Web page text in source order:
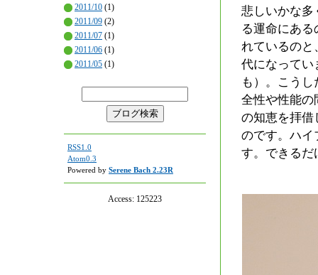
2011/10 (1)
2011/09 (2)
2011/07 (1)
2011/06 (1)
2011/05 (1)
RSS1.0
Atom0.3
Powered by Serene Bach 2.23R
Access: 125223
悲しいかな多
る運命にあ
れているのと
代になってい
も）。こう
全性や性能の
の知恵を拝借
のです。ハイ
す。できるだ